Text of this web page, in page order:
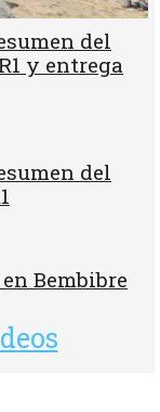
del
y entrega
del
Bembibre